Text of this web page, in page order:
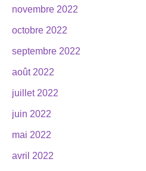
novembre 2022
octobre 2022
septembre 2022
août 2022
juillet 2022
juin 2022
mai 2022
avril 2022